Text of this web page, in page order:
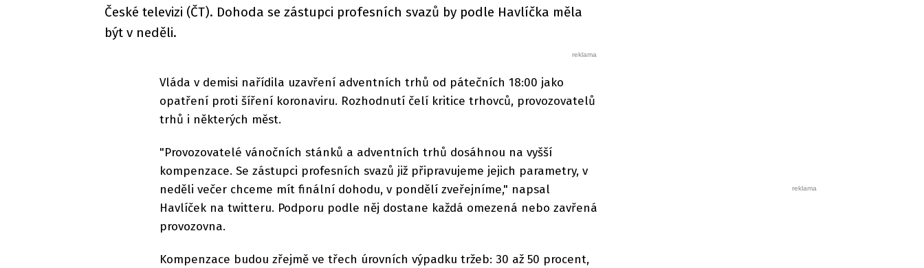
České televizi (ČT). Dohoda se zástupci profesních svazů by podle Havlíčka měla
být v neděli.
Vláda v demisi nařídila uzavření adventních trhů od pátečních 18:00 jako
opatření proti šíření koronaviru. Rozhodnutí čelí kritice trhovců, provozovatelů
trhů i některých měst.
"Provozovatelé vánočních stánků a adventních trhů dosáhnou na vyšší
kompenzace. Se zástupci profesních svazů již připravujeme jejich parametry, v
neděli večer chceme mít finální dohodu, v pondělí zveřejníme," napsal
Havlíček na twitteru. Podporu podle něj dostane každá omezená nebo zavřená
provozovna.
Kompenzace budou zřejmě ve třech úrovních výpadku tržeb: 30 až 50 procent,